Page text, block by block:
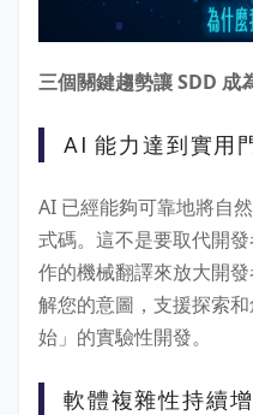
三個關鍵趨勢讓 SDD 成
AI 能力達到實用
AI 已經能夠可靠地將自
式碼。這不是要取代開
作的機械翻譯來放大開
解您的意圖，支援探索
始」的實驗性開發。
軟體複雜性持續